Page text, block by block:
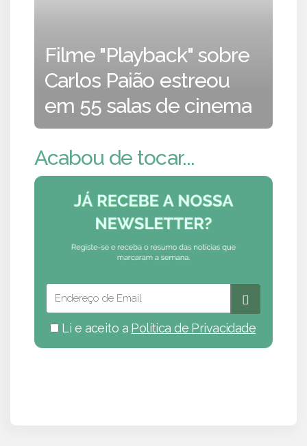
Filme "Playback" sobre
Carlos Paião estreou
em 55 salas de cinema
Acabou de tocar...
Li e aceito a Política de Privacidade